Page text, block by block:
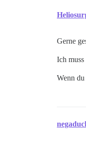
Gerne
Ich muss
Wenn